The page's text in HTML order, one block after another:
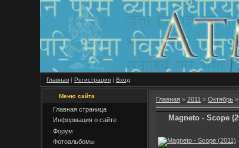
Главная | Регистрация | Вход
Меню сайта
Главная страница
Информация о сайте
Форум
Фотоальбомы
Главная » 2011 » Октябрь »
Magneto - Scope